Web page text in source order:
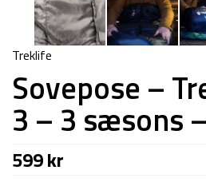
Treklife
Sovepose –
3 – 3 sæsons
599kr